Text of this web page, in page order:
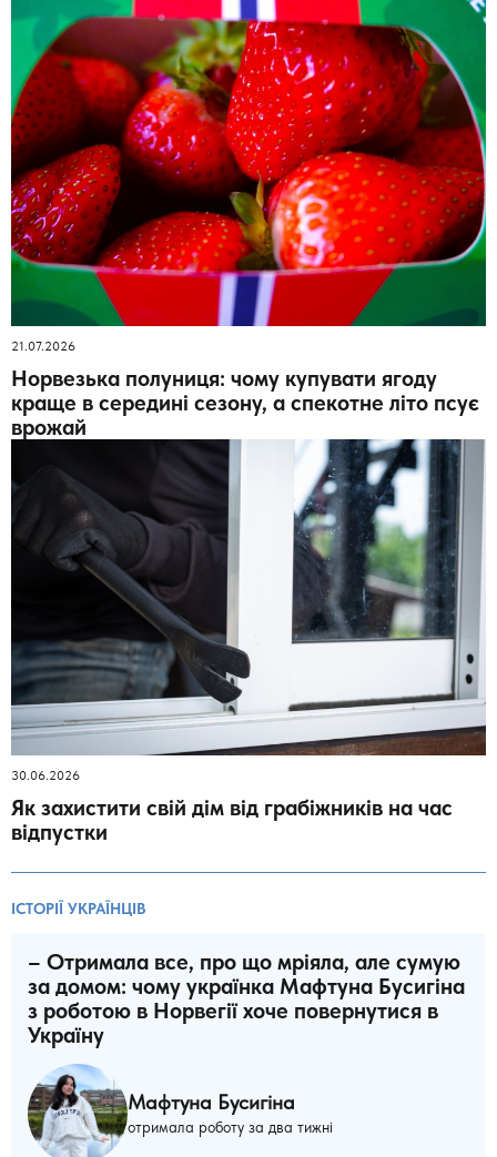
21.07.2026
Норвезька полуниця: чому купувати ягоду
краще в середині сезону, а спекотне літо псує
врожай
30.06.2026
Як захистити свій дім від грабіжників на час
відпустки
ІСТОРІЇ УКРАЇНЦІВ
– Отримала все, про що мріяла, але сумую
за домом: чому українка Мафтуна Бусигіна
з роботою в Норвегії хоче повернутися в
Україну
Мафтуна Бусигіна
отримала роботу за два тижні